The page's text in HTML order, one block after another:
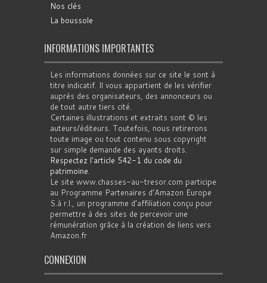
Nos clés
La boussole
INFORMATIONS IMPORTANTES
Les informations données sur ce site le sont à
titre indicatif. Il vous appartient de les vérifier
auprès des organisateurs, des annonceurs ou
de tout autre tiers cité.
Certaines illustrations et extraits sont © les
auteurs/éditeurs. Toutefois, nous retirerons
toute image ou tout contenu sous copyright
sur simple demande des ayants droits.
Respectez l'article 542-1 du code du
patrimoine.
Le site www.chasses-au-tresor.com participe
au Programme Partenaires d’Amazon Europe
S.à r.l., un programme d’affiliation conçu pour
permettre à des sites de percevoir une
rémunération grâce à la création de liens vers
Amazon.fr
CONNEXION